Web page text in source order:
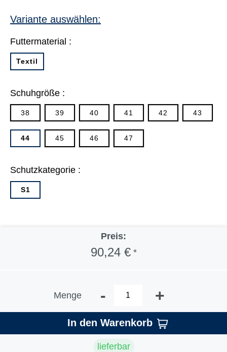
Variante auswählen:
Futtermaterial :
Textil
Schuhgröße :
38 39 40 41 42 43
44 45 46 47
Schutzkategorie :
S1
Preis:
90,24 €*
Menge - +
In den Warenkorb
lieferbar